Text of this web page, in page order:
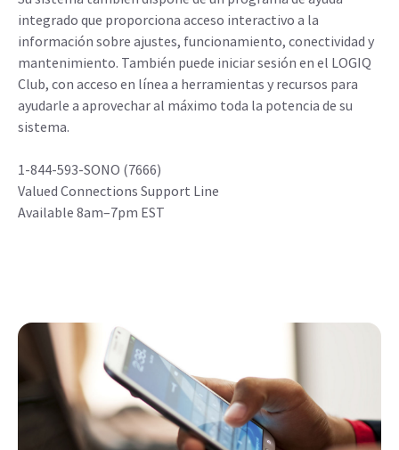
integrado que proporciona acceso interactivo a la
información sobre ajustes, funcionamiento, conectividad y
mantenimiento. También puede iniciar sesión en el LOGIQ
Club, con acceso en línea a herramientas y recursos para
ayudarle a aprovechar al máximo toda la potencia de su
sistema.
1-844-593-SONO (7666)
Valued Connections Support Line
Available 8am–7pm EST